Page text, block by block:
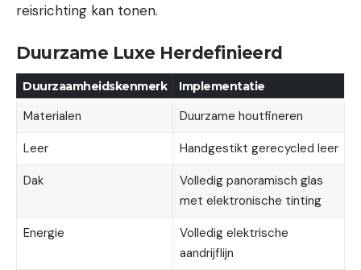
reisrichting kan tonen.
Duurzame Luxe Herdefinieerd
Duurzaamheidskenmerk Implementatie
Materialen
Duurzame houtfineren
Leer
Handgestikt gerecycled leer
Dak
Volledig panoramisch glas
met elektronische tinting
Energie
Volledig elektrische
aandrijflijn